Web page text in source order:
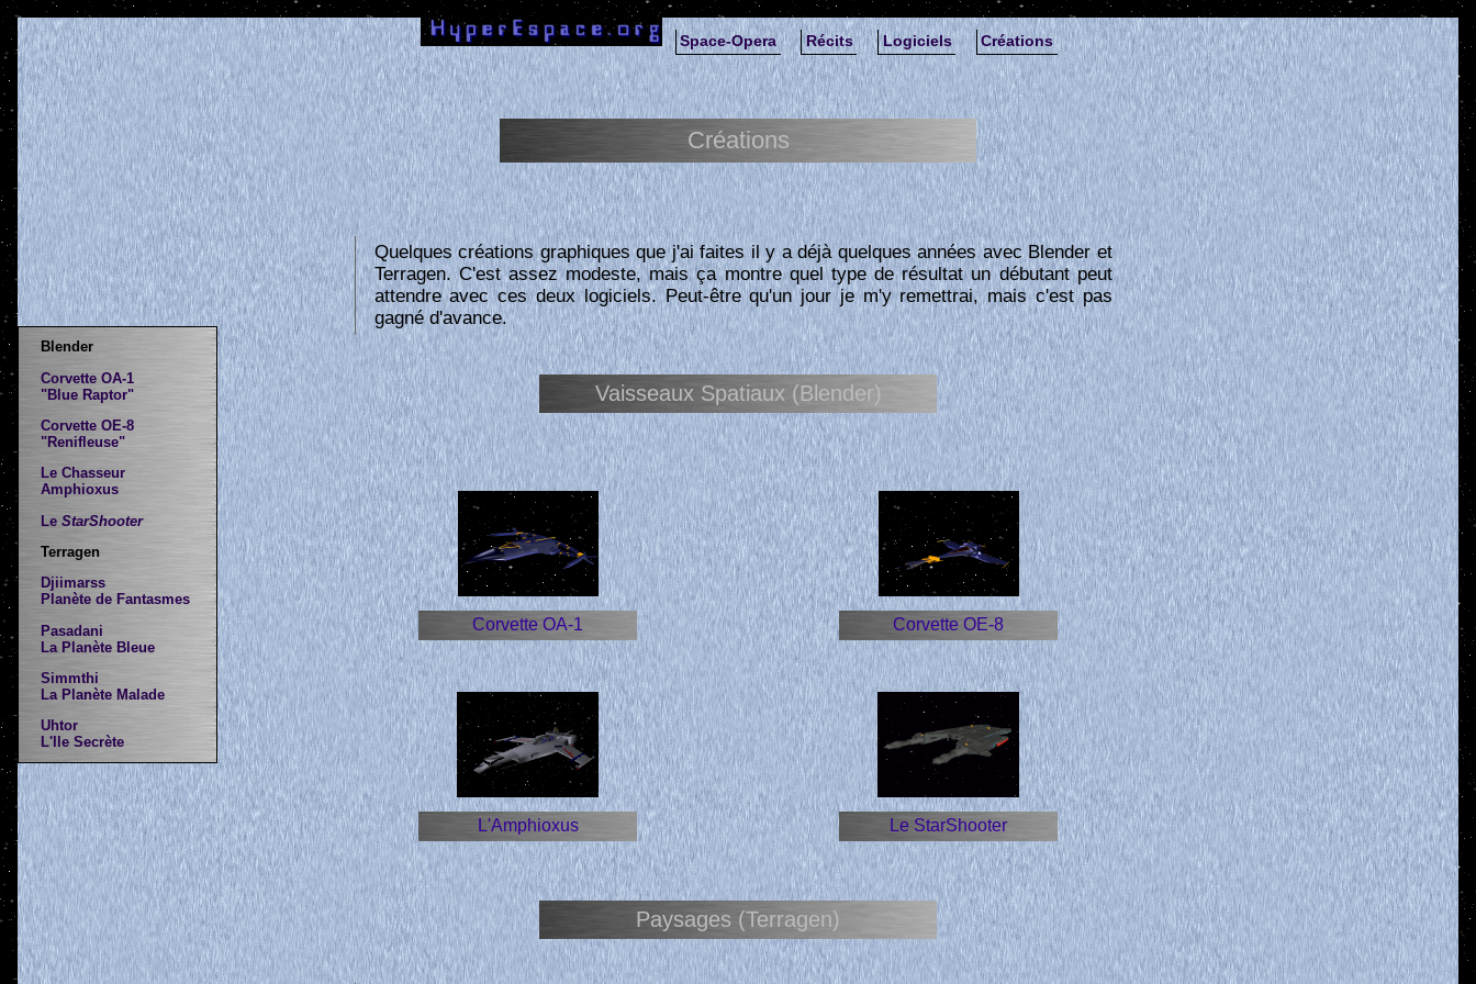
Space-Opera Récits Logiciels Créations
Blender
Corvette OA-1
"Blue Raptor"
Corvette OE-8
"Renifleuse"
Le Chasseur
Amphioxus
Le StarShooter
Terragen
Djiimarss
Planète de Fantasmes
Pasadani
La Planète Bleue
Simmthi
La Planète Malade
Uhtor
L'Ile Secrète
Créations
Quelques créations graphiques que j'ai faites il y a déjà quelques années avec Blender et
Terragen. C'est assez modeste, mais ça montre quel type de résultat un débutant peut
attendre avec ces deux logiciels. Peut-être qu'un jour je m'y remettrai, mais c'est pas
gagné d'avance.
Vaisseaux Spatiaux (Blender)
Corvette OA-1 Corvette OE-8
L'Amphioxus Le StarShooter
Paysages (Terragen)